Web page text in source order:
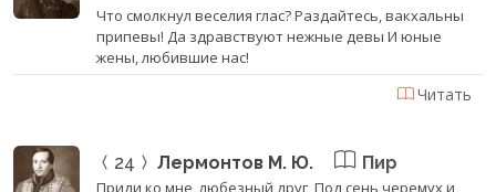
Что смолкнул веселия глас? Раздайтесь, вакхальны
припевы! Да здравствуют нежные девы И юные
жены, любившие нас!
Читать
24 Лермонтов М. Ю. Пир
Приди ко мне, любезный друг, Под сень черемух и